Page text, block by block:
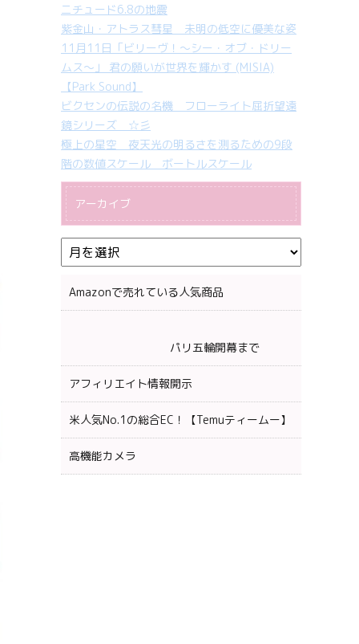
ニチュード6.8の地震
紫金山・アトラス彗星 未明の低空に優美な姿
11月11日「ビリーヴ！～シー・オブ・ドリー
ムス～」 君の願いが世界を輝かす (MISIA)
【Park Sound】
ビクセンの伝説の名機 フローライト屈折望遠
鏡シリーズ ☆彡
極上の星空 夜天光の明るさを測るための9段
階の数値スケール ボートルスケール
アーカイブ
Amazonで売れている人気商品
パリ五輪開幕まで
アフィリエイト情報開示
米人気No.1の総合EC！【Temuティームー】
高機能カメラ